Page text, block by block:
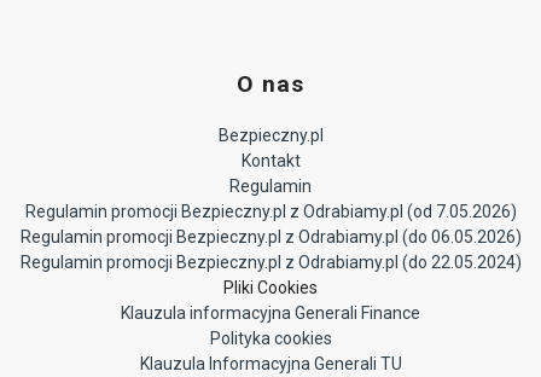
O nas
Bezpieczny.pl
Kontakt
Regulamin
Regulamin promocji Bezpieczny.pl z Odrabiamy.pl (od 7.05.2026)
Regulamin promocji Bezpieczny.pl z Odrabiamy.pl (do 06.05.2026)
Regulamin promocji Bezpieczny.pl z Odrabiamy.pl (do 22.05.2024)
Pliki Cookies
Klauzula informacyjna Generali Finance
Polityka cookies
Klauzula Informacyjna Generali TU